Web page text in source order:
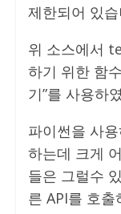
제한되어 있
위 소스에서
하기 위한 함
기”를 사용하
파이썬을 사
하는데 크게
들은 그럴수
른 API를 호